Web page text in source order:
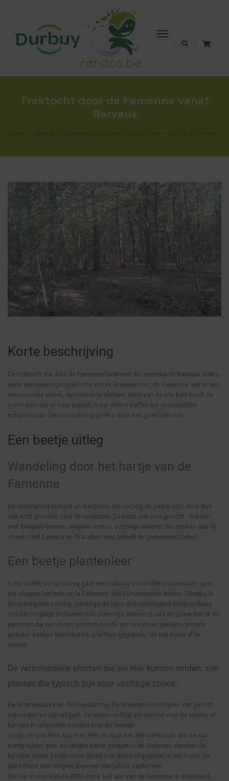
Toggle
Navigation
Trektocht door de Famenne vanaf
Barvaux
Korte beschrijving
De trektocht die door de Famenne loopt met als vertrekpunt Barvaux doet u
deze bijzondere geografische streek leren kennen, de Famenne. Het is een
verrassende streek, op meerdere vlakken, want van de ene kant heeft ze
soms een ruw en kaal aspect, maar elders treffen we onverwachte
schatten aan. Deze wandeling geeft u daar een goed idee van.
Een beetje uitleg
Wandeling door het hartje van de
Famenne
De ondergrond bestaat uit kleigrond, die vochtig en zwaar zijn, en is dus
niet echt geschikt voor de landbouw. Ze toont een arm gezicht : bossen
met kreupele bomen, magere teelten, vochtige weiden. We denken aan de
streek rond Barvaux en Grandhan (wat betreft de gemeente Durbuy).
Een beetje plantenleer
Eens voorbij de spoorweg gaat een volledig verschillend universum open.
We stappen het bois de la Famenne (het Famennebos) binnen. Dikwijls is
de ondergrond vochtig, vanwege de bijna ondoordringbare kleigrondlaag.
Om het mogelijk te maken voor sommige bomen (zoals de grove den of de
pijnboom die van droge gronden houdt) om te kunnen gedijen op deze
gronden hebben bosuitbaters grachten gegraven, om het water af te
voeren.
De verscheidene planten die we hier kunnen vinden, zijn
planten die typisch zijn voor vochtige zones.
De Moerasspirea en de Bloedzuring. De bloemen verschijnen van juni tot
september en zijn witgeel. Ze staan rechtop als een tuil voor de eerste, of
hangen in uitgerekte trossen voor de tweede.
Langs de grachten kan men hier en daar het Sint-Janskruid. Als we van
kortbij kijken, zien we talrijke kleine gaatjes in de bladeren, vandaar de
bijnaam Herbe à mille trous (kruid met duizend gaatjes) in het Frans. De
plant bloeit met helgele bloemen van juli tot september.
We zijn in een Natura-2000-zone. Het bos van de Famenne is inderdaad